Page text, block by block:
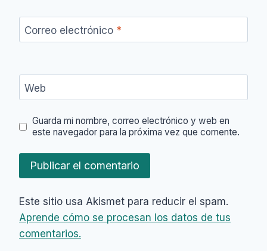
Correo electrónico *
Web
Guarda mi nombre, correo electrónico y web en
este navegador para la próxima vez que comente.
Este sitio usa Akismet para reducir el spam.
Aprende cómo se procesan los datos de tus
comentarios.